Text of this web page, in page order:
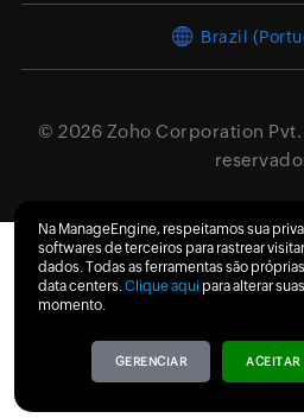
Brazil
© 2026 Zoho Corporation
Na ManageEngine, respeitamos sua
softwares de terceiros para rastrear
dados. Todas as ferramentas são
data centers.Clique aqui para alterar
momento.
GERENCIAR ACEITAR